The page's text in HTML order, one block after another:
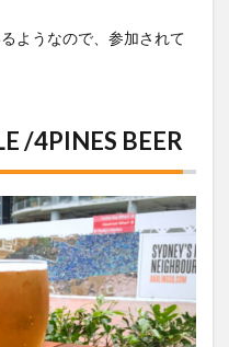
ようなので、参加されて
/4PINES BEER